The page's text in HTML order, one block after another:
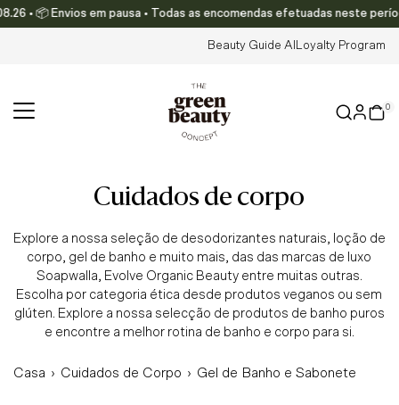
Translation missing: pt-PT.accessibility.skip_to_text
• 📦 Envios em pausa • Todas as encomendas efetuadas neste
Beauty Guide AI Loyalty Program
0
cuidados de corpo
Explore a nossa seleção de desodorizantes naturais, loção de
corpo, gel de banho e muito mais, das das marcas de luxo
Soapwalla, Evolve Organic Beauty entre muitas outras.
Escolha por categoria ética desde produtos veganos ou sem
glúten. Explore a nossa selecção de produtos de banho puros
e encontre a melhor rotina de banho e corpo para si.
Casa › Cuidados de Corpo › Gel de Banho e Sabonete